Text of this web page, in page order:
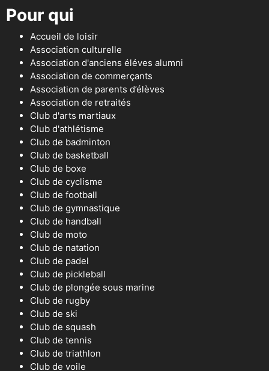
Pour qui
Accueil de loisir
Association culturelle
Association d'anciens éléves alumni
Association de commerçants
Association de parents d’élèves
Association de retraités
Club d'arts martiaux
Club d'athlétisme
Club de badminton
Club de basketball
Club de boxe
Club de cyclisme
Club de football
Club de gymnastique
Club de handball
Club de moto
Club de natation
Club de padel
Club de pickleball
Club de plongée sous marine
Club de rugby
Club de ski
Club de squash
Club de tennis
Club de triathlon
Club de voile